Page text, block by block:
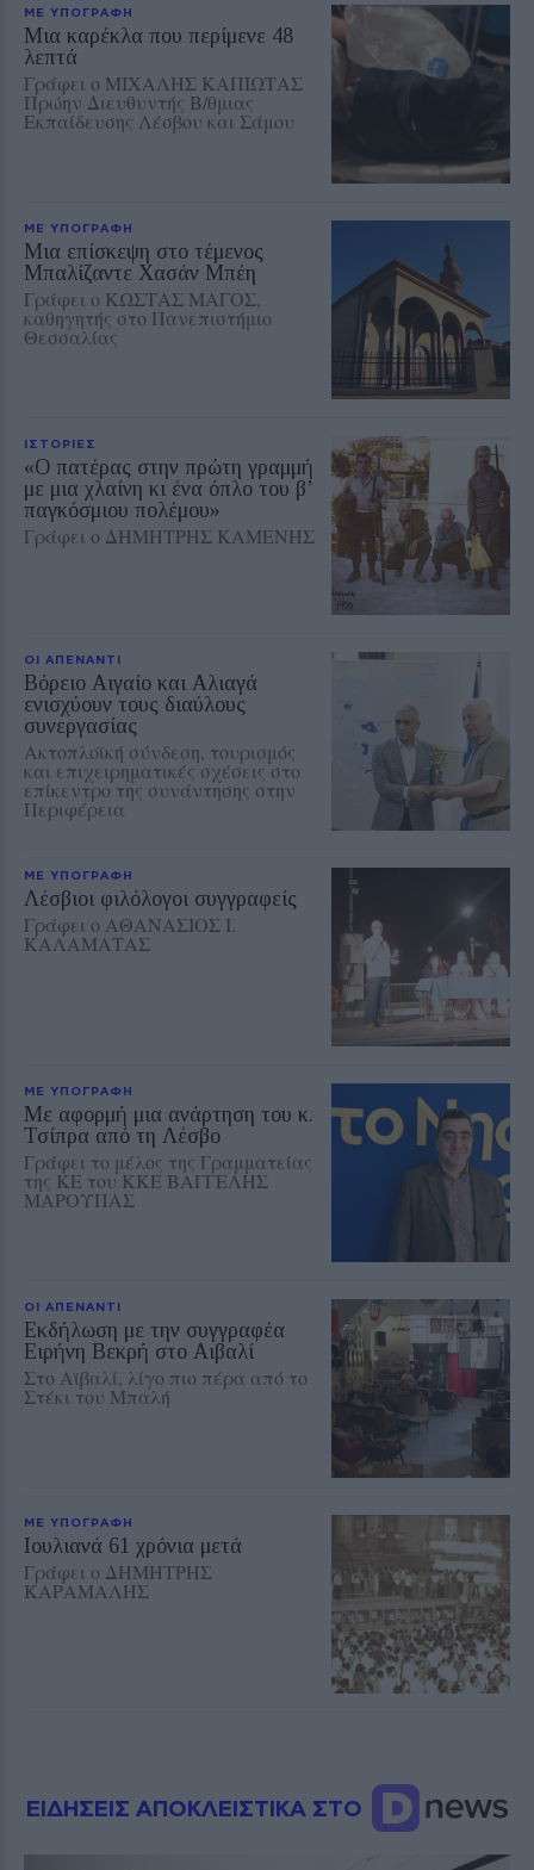
ΜΕ ΥΠΟΓΡΑΦΗ
Μια καρέκλα που περίμενε 48
λεπτά
Γράφει ο ΜΙΧΑΛΗΣ ΚΑΠΙΩΤΑΣ
Πρώην Διευθυντής Β/θμιας
Εκπαίδευσης Λέσβου και Σάμου
ΜΕ ΥΠΟΓΡΑΦΗ
Μια επίσκεψη στο τέμενος
Μπαλίζαντε Χασάν Μπέη
Γράφει ο ΚΩΣΤΑΣ ΜΑΓΟΣ,
καθηγητής στο Πανεπιστήμιο
Θεσσαλίας
ΙΣΤΟΡΙΕΣ
«Ο πατέρας στην πρώτη γραμμή
με μια χλαίνη κι ένα όπλο του β’
παγκόσμιου πολέμου»
Γράφει ο ΔΗΜΗΤΡΗΣ ΚΑΜΕΝΗΣ
ΟΙ ΑΠΕΝΑΝΤΙ
Βόρειο Αιγαίο και Αλιαγά
ενισχύουν τους διαύλους
συνεργασίας
Ακτοπλοϊκή σύνδεση, τουρισμός
και επιχειρηματικές σχέσεις στο
επίκεντρο της συνάντησης στην
Περιφέρεια
ΜΕ ΥΠΟΓΡΑΦΗ
Λέσβιοι φιλόλογοι συγγραφείς
Γράφει ο ΑΘΑΝΑΣΙΟΣ Ι.
ΚΑΛΑΜΑΤΑΣ
ΜΕ ΥΠΟΓΡΑΦΗ
Με αφορμή μια ανάρτηση του κ.
Τσίπρα από τη Λέσβο
Γράφει το μέλος της Γραμματείας
της ΚΕ του ΚΚΕ ΒΑΓΓΕΛΗΣ
ΜΑΡΟΥΠΑΣ
ΟΙ ΑΠΕΝΑΝΤΙ
Εκδήλωση με την συγγραφέα
Ειρήνη Βεκρή στο Αιβαλί
Στο Αϊβαλί, λίγο πιο πέρα από το
Στέκι του Μπαλή
ΜΕ ΥΠΟΓΡΑΦΗ
Ioυλιανά 61 χρόνια μετά
Γράφει ο ΔΗΜΗΤΡΗΣ
ΚΑΡΑΜΑΛΗΣ
ΕΙΔΗΣΕΙΣ ΑΠΟΚΛΕΙΣΤΙΚΑ ΣΤΟ